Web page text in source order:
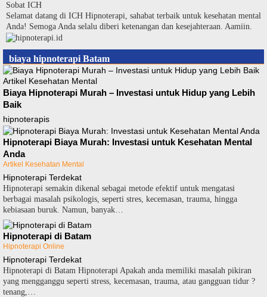
Langsung
ke
konten
Sobat ICH
Selamat datang di ICH Hipnoterapi, sahabat terbaik untuk kesehatan mental
Anda! Semoga Anda selalu diberi ketenangan dan kesejahteraan. Aamiin.
biaya hipnoterapi Batam
Artikel Kesehatan Mental
Biaya Hipnoterapi Murah – Investasi untuk Hidup yang Lebih
Baik
hipnoterapis
Hipnoterapi Biaya Murah: Investasi untuk Kesehatan Mental
Anda
Artikel Kesehatan Mental
Hipnoterapi Terdekat
Hipnoterapi semakin dikenal sebagai metode efektif untuk mengatasi
berbagai masalah psikologis, seperti stres, kecemasan, trauma, hingga
kebiasaan buruk. Namun, banyak…
Hipnoterapi di Batam
Hipnoterapi Online
Hipnoterapi Terdekat
Hipnoterapi di Batam Hipnoterapi Apakah anda memiliki masalah pikiran
yang mengganggu seperti stress, kecemasan, trauma, atau gangguan tidur ?
tenang,…